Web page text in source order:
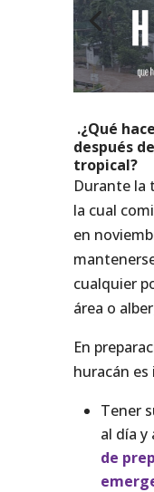
.¿Qué
después
tropical?
Durante la
la cual
en
cualquier
área o
En
huracán
Tener
al día y
de